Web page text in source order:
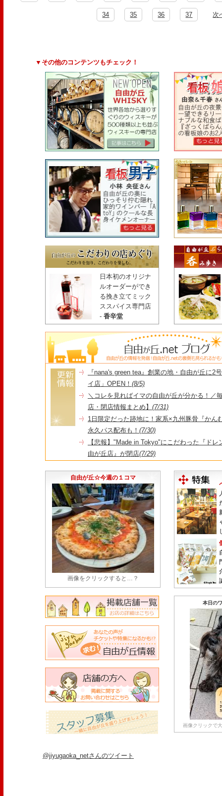
34 35 36 37 次
▼その他のコンテンツもチェック！
日本初のオリジナ
ルオーダーができ
る挽き立てミック
ススパイス専門店
- 香辛堂
『nana's green tea』創業の地・自由が丘に2
イ店」OPEN！ (8/5)
＼コレを見ればイマの自由が丘が分かる！／
店・閉店情報まとめ】 (7/31)
1日限定だった跡地に！家系×九州豚骨『かん
永久パス配布も！ (7/30)
【悲報】"Made in Tokyo"にこだわった『ド
由が丘店』が閉店(7/29)
25日をもって86年の歴史に幕
(7/23)
自由が丘☆今週の１コマ
画像をクリックすると…？
本日の
画像クリックで
@jiyugaoka_netさんのツイート